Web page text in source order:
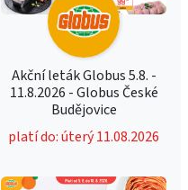
Akční leták Globus 5.8. -
11.8.2026 - Globus České
Budějovice
platí do: úterý 11.08.2026